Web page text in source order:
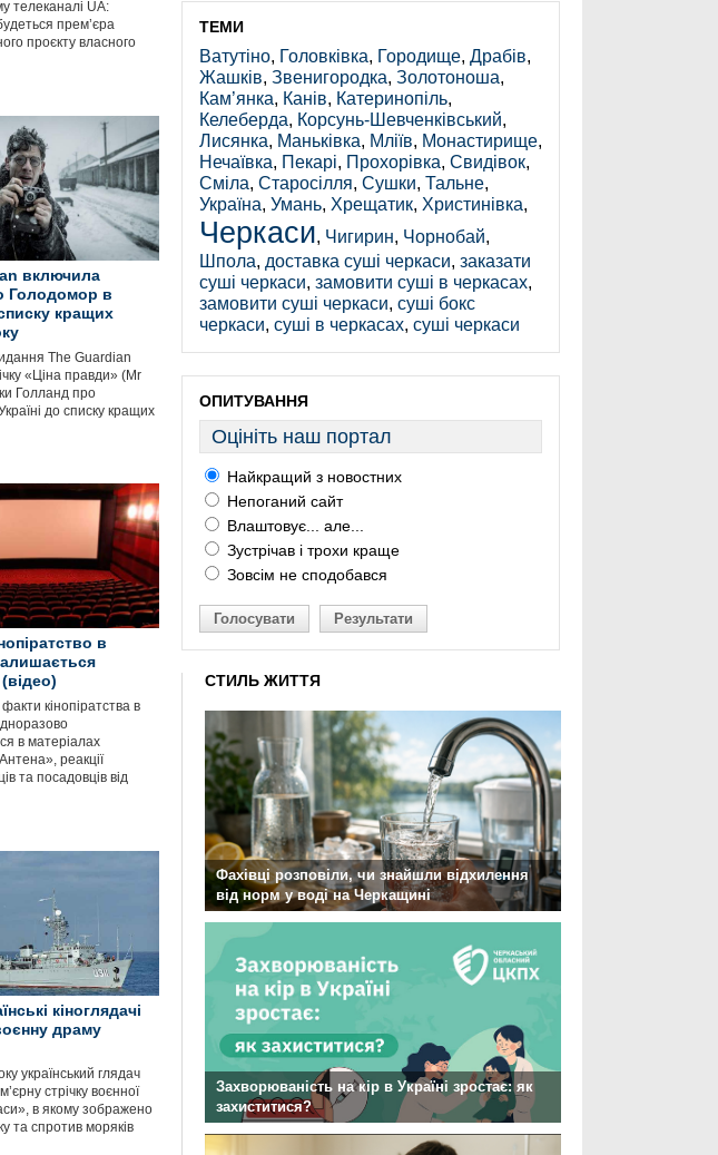
телеканалі UA:
прем’єра
проєкту власного
включила
Голодомор в
кращих
The Guardian
«Ціна правди» (Mr
Голланд про
до списку кращих
в
кінопіратства в
в матеріалах
реакції
та посадовців від
кіноглядачі
драму
український глядач
стрічку воєнної
в якому зображено
та спротив моряків
ТЕМИ
Ватутіно, Головківка, Городище, Драбів,
Жашків, Звенигородка, Золотоноша,
Кам’янка, Канів, Катеринопіль,
Келеберда, Корсунь-Шевченківський,
Лисянка, Маньківка, Мліїв, Монастирище,
Нечаївка, Пекарі, Прохорівка, Свидівок,
Сміла, Старосілля, Сушки, Тальне,
Україна, Умань, Хрещатик, Христинівка,
Черкаси, Чигирин, Чорнобай,
Шпола, доставка суші черкаси, заказати
суші черкаси, замовити суші в черкасах,
замовити суші черкаси, суші бокс
черкаси, суші в черкасах, суші черкаси
ОПИТУВАННЯ
Оцініть наш портал
Найкращий з новостних
Непоганий сайт
Влаштовує... але...
Зустрічав і трохи краще
Зовсім не сподобався
Голосувати Результати
СТИЛЬ ЖИТТЯ
Фахівці розповіли, чи знайшли відхилення
від норм у воді на Черкащині
Захворюваність на кір в Україні зростає: як
захиститися?